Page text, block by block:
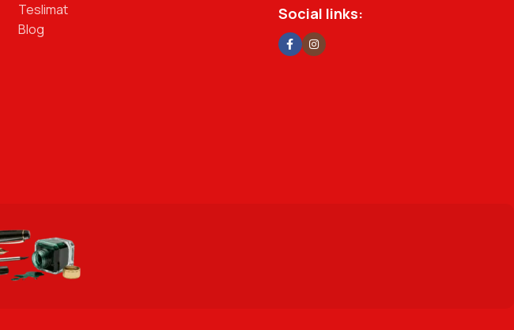
Teslimat
Blog
Social links: